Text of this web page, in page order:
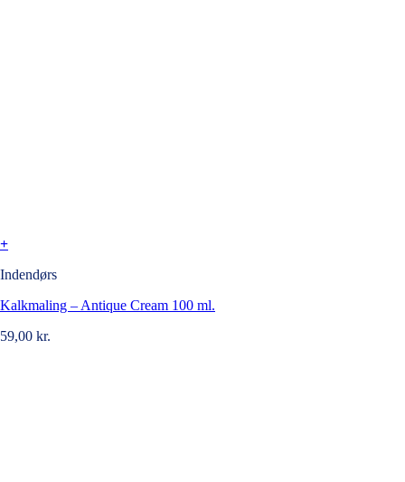
+
Indendørs
Kalkmaling – Antique Cream 100 ml.
59,00 kr.